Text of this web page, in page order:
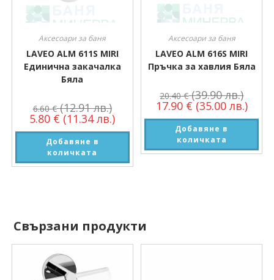
Аксесоари за баня
LAVEO ALM 611S MIRI
Единична закачалка
Бяла
6.60€ (12.91 лв.)
5.80 € (11.34 лв.)
Добавяне в
количката
Аксесоари за баня
LAVEO ALM 616S MIRI
Пръчка за хавлия Бяла
20.40€ (39.90 лв.)
17.90 € (35.00 лв.)
Добавяне в
количката
Свързани продукти